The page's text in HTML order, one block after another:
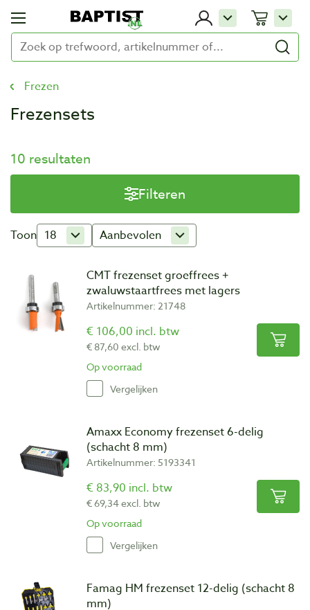
Frezen
Frezensets
10 resultaten
Filteren
Toon 18 Aanbevolen
CMT frezenset groeffrees +
zwaluwstaartfrees met lagers
Artikelnummer: 21748
€ 106,00 incl. btw
€ 87,60 excl. btw
Op voorraad
Vergelijken
Amaxx Economy frezenset 6-delig
(schacht 8 mm)
Artikelnummer: 5193341
€ 83,90 incl. btw
€ 69,34 excl. btw
Op voorraad
Vergelijken
Famag HM frezenset 12-delig (schacht 8
mm)